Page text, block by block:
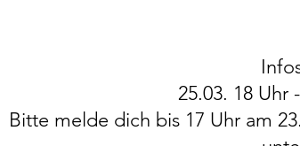
25.03. 18 Uhr
Bitte melde dich bis 17 Uhr am